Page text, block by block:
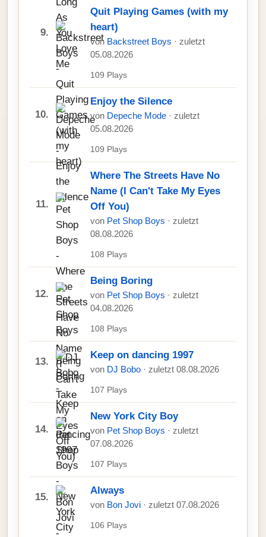
9.
Quit Playing Games (with my
heart)
von Backstreet Boys · zuletzt
05.08.2026
109 Plays
10.
Enjoy the Silence
von Depeche Mode · zuletzt
05.08.2026
109 Plays
11.
Where The Streets Have No
Name (I Can't Take My Eyes
Off You)
von Pet Shop Boys · zuletzt
08.08.2026
108 Plays
12.
Being Boring
von Pet Shop Boys · zuletzt
04.08.2026
108 Plays
13.
Keep on dancing 1997
von DJ Bobo · zuletzt 08.08.2026
107 Plays
14.
New York City Boy
von Pet Shop Boys · zuletzt
07.08.2026
107 Plays
15.
Always
von Bon Jovi · zuletzt 07.08.2026
106 Plays